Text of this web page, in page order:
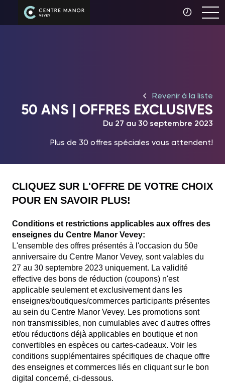
Revenir à la liste
50 ANS | OFFRES EXCLUSIVES
Du 27 au 30 septembre 2023
Plus de 30 offres spéciales vous attendent!
CLIQUEZ SUR L'OFFRE DE VOTRE CHOIX
POUR EN SAVOIR PLUS!
Conditions et restrictions applicables aux offres des
enseignes du Centre Manor Vevey:
L'ensemble des offres présentés à l'occasion du 50e
anniversaire du Centre Manor Vevey, sont valables du
27 au 30 septembre 2023 uniquement. La validité
effective des bons de réduction (coupons) n'est
applicable seulement et exclusivement dans les
enseignes/boutiques/commerces participants présentes
au sein du Centre Manor Vevey. Les promotions sont
non transmissibles, non cumulables avec d'autres offres
et/ou réductions déjà applicables en boutique et non
convertibles en espèces ou cartes-cadeaux. Voir les
conditions supplémentaires spécifiques de chaque offre
des enseignes et commerces liés en cliquant sur le bon
digital concerné, ci-dessous.